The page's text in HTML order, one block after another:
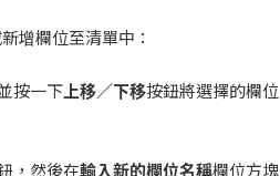
增欄位至清單中：
按一下上移／下移按鈕將選擇的欄位
，然後在輸入新的欄位名稱欄位方塊